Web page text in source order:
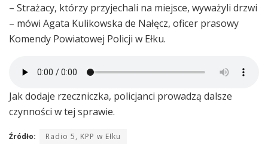
– Strażacy, którzy przyjechali na miejsce, wyważyli drzwi
– mówi Agata Kulikowska de Nałęcz, oficer prasowy
Komendy Powiatowej Policji w Ełku.
Jak dodaje rzeczniczka, policjanci prowadzą dalsze
czynności w tej sprawie.
Źródło: Radio 5, KPP w Ełku